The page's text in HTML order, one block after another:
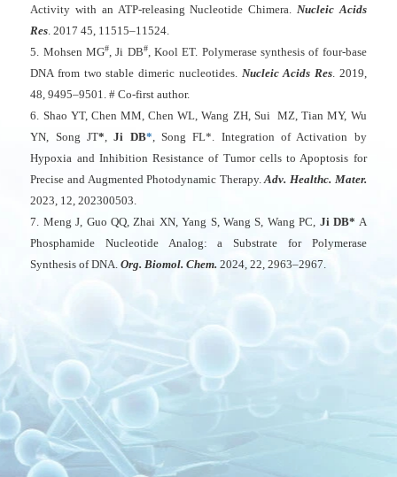
Activity with an ATP-releasing Nucleotide Chimera. Nucleic Acids
Res. 2017 45, 11515–11524.
5. Mohsen MG#, Ji DB#, Kool ET. Polymerase synthesis of four-base
DNA from two stable dimeric nucleotides. Nucleic Acids Res. 2019,
48, 9495–9501. # Co-first author.
6. Shao YT, Chen MM, Chen WL, Wang ZH, Sui MZ, Tian MY, Wu
YN, Song JT*, Ji DB*, Song FL*. Integration of Activation by
Hypoxia and Inhibition Resistance of Tumor cells to Apoptosis for
Precise and Augmented Photodynamic Therapy.Adv. Healthc. Mater.
2023, 12, 202300503.
7. Meng J, Guo QQ, Zhai XN, Yang S, Wang S, Wang PC, Ji DB* A
Phosphamide Nucleotide Analog: a Substrate for Polymerase
Synthesis of DNA.Org. Biomol. Chem.2024, 22, 2963–2967.